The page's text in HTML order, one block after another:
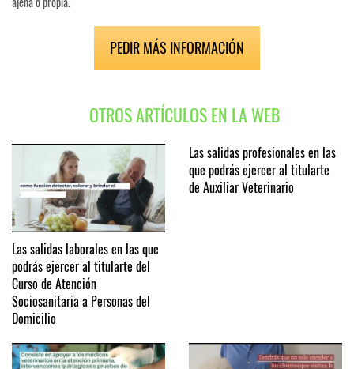
PEDIR MÁS INFORMACIÓN
OTROS ARTÍCULOS EN LA WEB
Las salidas laborales en las que
podrás ejercer al titularte del
Curso de Atención
Sociosanitaria a Personas del
Domicilio
Las salidas profesionales en las
que podrás ejercer al titularte
de Auxiliar Veterinario